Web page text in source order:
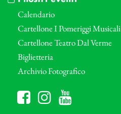
Calendario
Cartellone I Pomeriggi Musicali
Cartellone Teatro Dal Verme
Biglietteria
Archivio Fotografico